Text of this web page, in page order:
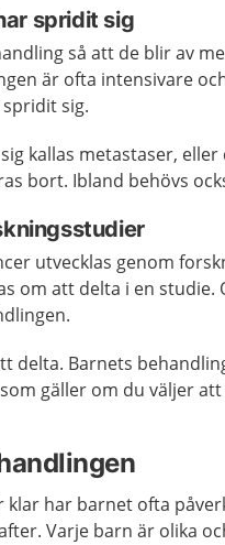
spridit sig
så att de blir av
är ofta intensivare
sig.
kallas metastaser,
bort. Ibland behövs
utvecklas genom
om att delta i en studie.
delta. Barnets
gäller om du väljer
klar har barnet ofta
Varje barn är olika